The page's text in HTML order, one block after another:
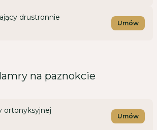
drustronnie
Umów
na paznokcie
ortonyksyjnej
Umów